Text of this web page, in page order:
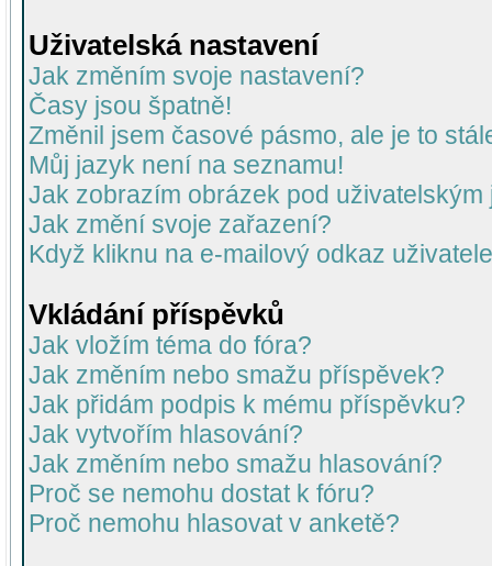
Uživatelská nastavení
Jak změním svoje nastavení?
Časy jsou špatně!
Změnil jsem časové pásmo, ale je to
Můj jazyk není na seznamu!
Jak zobrazím obrázek pod uživatelským
Jak změní svoje zařazení?
Když kliknu na e-mailový odkaz
Vkládání příspěvků
Jak vložím téma do fóra?
Jak změním nebo smažu příspěvek?
Jak přidám podpis k mému příspěvku?
Jak vytvořím hlasování?
Jak změním nebo smažu hlasování?
Proč se nemohu dostat k fóru?
Proč nemohu hlasovat v anketě?